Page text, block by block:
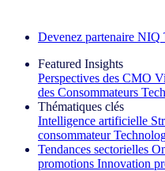
Devenez partenaire NIQ
Featured Insights
Perspectives des CMO
des Consommateurs
Thématiques clés
Intelligence artificielle
consommateur
Tendances sectorielles
promotions Innovation